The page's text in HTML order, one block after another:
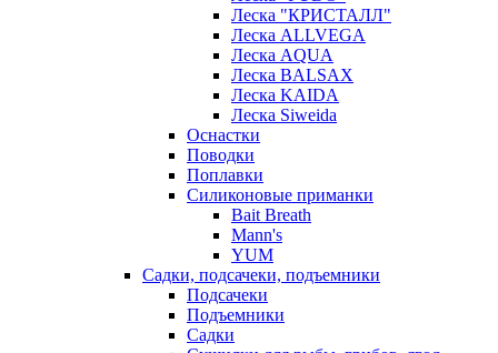
Леска "КРИСТАЛЛ"
Леска ALLVEGA
Леска AQUA
Леска BALSAX
Леска KAIDA
Леска Siweida
Оснастки
Поводки
Поплавки
Силиконовые приманки
Bait Breath
Mann's
YUM
Садки, подсачеки, подъемники
Подсачеки
Подъемники
Садки